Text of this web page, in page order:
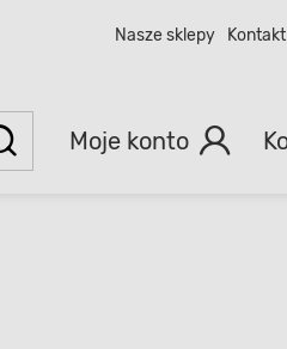
Nasze sklepy Kontakt
Moje konto